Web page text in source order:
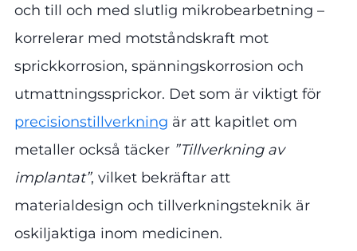
och till och med slutlig mikrobearbetning –
korrelerar med motståndskraft mot
sprickkorrosion, spänningskorrosion och
utmattningssprickor. Det som är viktigt för
precisionstillverkning är att kapitlet om
metaller också täcker ”Tillverkning av
implantat”, vilket bekräftar att
materialdesign och tillverkningsteknik är
oskiljaktiga inom medicinen.